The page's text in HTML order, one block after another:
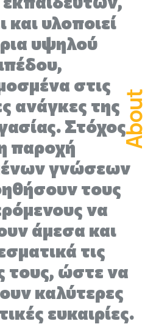
και υλοποιεί
υψηλού
στις
ανάγκες της
Στόχος
παροχή
γνώσεων
τους
να
άμεσα και
τις
τους, ώστε να
καλύτερες
ευκαιρίες.
About